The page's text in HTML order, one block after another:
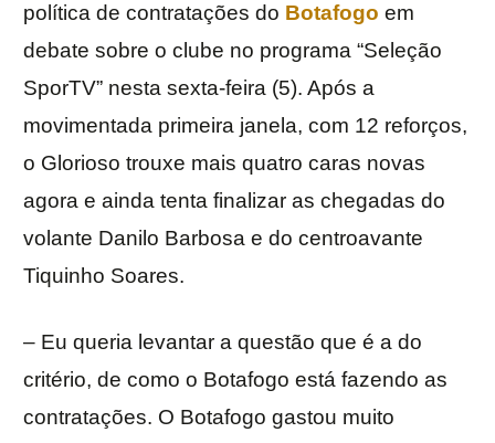
política de contratações do Botafogo em
debate sobre o clube no programa “Seleção
SporTV” nesta sexta-feira (5). Após a
movimentada primeira janela, com 12 reforços,
o Glorioso trouxe mais quatro caras novas
agora e ainda tenta finalizar as chegadas do
volante Danilo Barbosa e do centroavante
Tiquinho Soares.
– Eu queria levantar a questão que é a do
critério, de como o Botafogo está fazendo as
contratações. O Botafogo gastou muito